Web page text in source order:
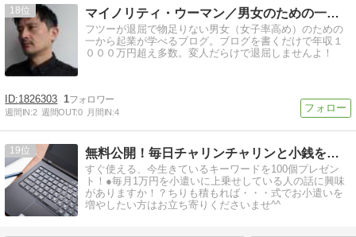
18 マイノリティ・ウーマン／男女のための一から起業が学べるブログ
フツーが退屈で物足りない男女（女子率高め）のための
一から起業が学べるブログ。ブログを書くだけで年収１
０００万円超え多数。変人だらけで退屈しませんよ！
1826303 1
週間IN:2 週間OUT:0 月間IN:4
19 無料公開！毎日チャリンチャリンと小銭を稼ぐアドセンス攻略法！
すぐ使える、今生きているキーワードを100個プレゼン
ト！●毎月1万円を小遣いに上乗せしている人の話に興味
がありますか！？ちりも積もれば・・・式でお小遣いを
増やしたい方はお立ち寄りくださいませ^^